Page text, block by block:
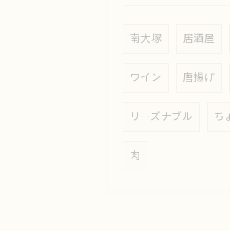
南大塚 居酒屋
ワイン 唐揚げ
リーズナブル ち
肉